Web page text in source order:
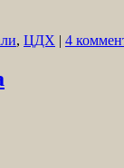
, ЦДХ | 4